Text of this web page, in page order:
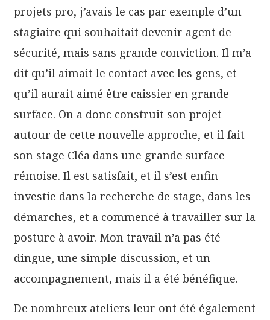
projets pro, j’avais le cas par exemple d’un
stagiaire qui souhaitait devenir agent de
sécurité, mais sans grande conviction. Il m’a
dit qu’il aimait le contact avec les gens, et
qu’il aurait aimé être caissier en grande
surface. On a donc construit son projet
autour de cette nouvelle approche, et il fait
son stage Cléa dans une grande surface
rémoise. Il est satisfait, et il s’est enfin
investie dans la recherche de stage, dans les
démarches, et a commencé à travailler sur la
posture à avoir. Mon travail n’a pas été
dingue, une simple discussion, et un
accompagnement, mais il a été bénéfique.
De nombreux ateliers leur ont été également